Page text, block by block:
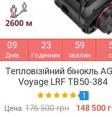
09
Днів
23
Годинник
59
хвилин
Тепловізійний бінокль
Voyage LRF TB50-384
1
Цена:176 500 грн 148 500